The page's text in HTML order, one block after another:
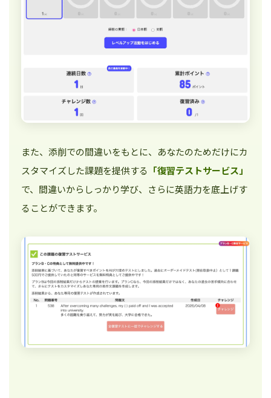
また、添削での間違いをもとに、あなたのためだけにカ
スタマイズした課題を提供する 「復習テストサービス」
で、間違いからしっかり学び、さらに英語力を底上げす
ることができます。